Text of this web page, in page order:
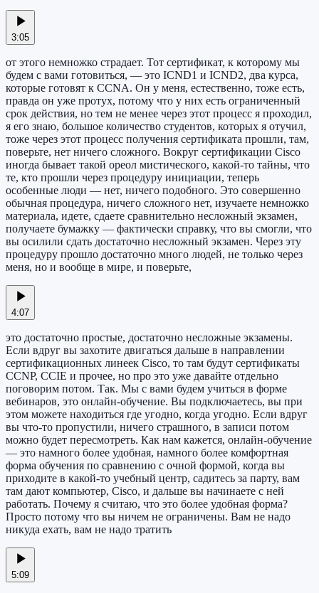
3:05
от этого немножко страдает. Тот сертификат, к которому мы
будем с вами готовиться, — это ICND1 и ICND2, два курса,
которые готовят к CCNA. Он у меня, естественно, тоже есть,
правда он уже протух, потому что у них есть ограниченный
срок действия, но тем не менее через этот процесс я проходил,
я его знаю, большое количество студентов, которых я отучил,
тоже через этот процесс получения сертификата прошли, там,
поверьте, нет ничего сложного. Вокруг сертификации Cisco
иногда бывает такой ореол мистического, какой-то тайны, что
те, кто прошли через процедуру инициации, теперь
особенные люди — нет, ничего подобного. Это совершенно
обычная процедура, ничего сложного нет, изучаете немножко
материала, идете, сдаете сравнительно несложный экзамен,
получаете бумажку — фактически справку, что вы смогли, что
вы осилили сдать достаточно несложный экзамен. Через эту
процедуру прошло достаточно много людей, не только через
меня, но и вообще в мире, и поверьте,
4:07
это достаточно простые, достаточно несложные экзамены.
Если вдруг вы захотите двигаться дальше в направлении
сертификационных линеек Cisco, то там будут сертификаты
CCNP, CCIE и прочее, но про это уже давайте отдельно
поговорим потом. Так. Мы с вами будем учиться в форме
вебинаров, это онлайн-обучение. Вы подключаетесь, вы при
этом можете находиться где угодно, когда угодно. Если вдруг
вы что-то пропустили, ничего страшного, в записи потом
можно будет пересмотреть. Как нам кажется, онлайн-обучение
— это намного более удобная, намного более комфортная
форма обучения по сравнению с очной формой, когда вы
приходите в какой-то учебный центр, садитесь за парту, вам
там дают компьютер, Cisco, и дальше вы начинаете с ней
работать. Почему я считаю, что это более удобная форма?
Просто потому что вы ничем не ограничены. Вам не надо
никуда ехать, вам не надо тратить
5:09